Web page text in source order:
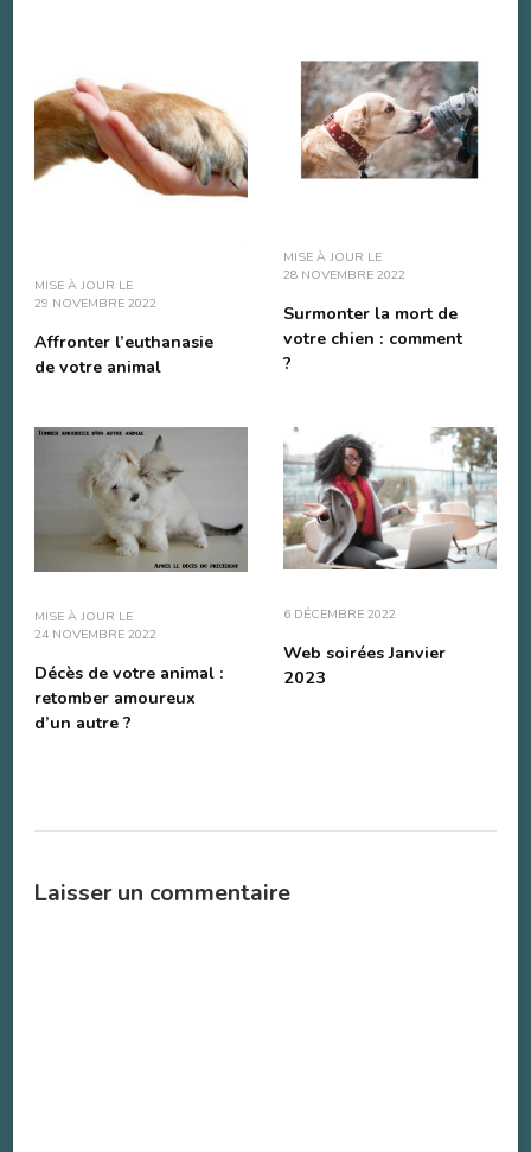
MISE À JOUR LE
29 NOVEMBRE 2022
Affronter l’euthanasie
de votre animal
MISE À JOUR LE
28 NOVEMBRE 2022
Surmonter la mort de
votre chien : comment
?
MISE À JOUR LE
24 NOVEMBRE 2022
Décès de votre animal :
retomber amoureux
d’un autre ?
6 DÉCEMBRE 2022
Web soirées Janvier
2023
Laisser un commentaire